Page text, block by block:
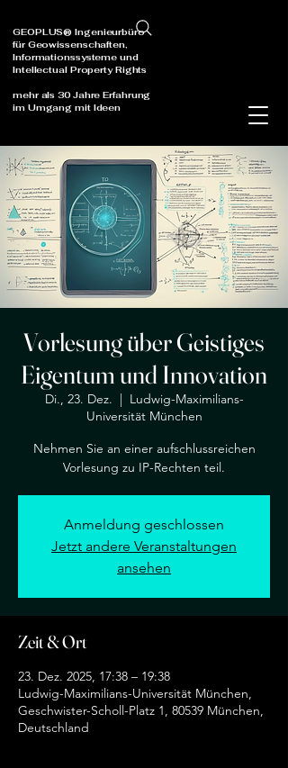
GEOPLUS® Ingenieurbüro
für Geowissenschaften,
Informationssysteme und
Intellectual Property Rights
mehr als 30 Jahre Erfahrung
im Umgang mit Ideen
Vorlesung über Geistiges
Eigentum und Innovation
Di., 23. Dez.
  |
Ludwig-Maximilians-
Universität München
Nehmen Sie an einer aufschlussreichen
Vorlesung zu IP-Rechten teil.
Anmeldung geschlossen
Jetzt andere Veranstaltungen
ansehen
Zeit & Ort
23. Dez. 2025, 17:38 – 19:38
Ludwig-Maximilians-Universität München,
Geschwister-Scholl-Platz 1, 80539 München,
Deutschland